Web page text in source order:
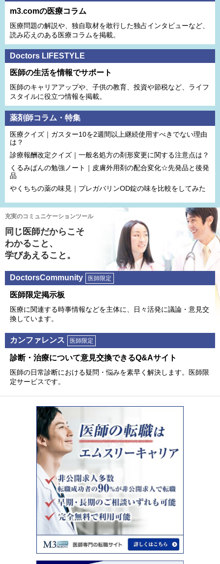
m3.comの医療コラム
医療問題の解説や、独⾃取材を敢⾏した独占インタビューなど、
読み応えのある医療コラムを掲載。
Doctors LIFESTYLE
医師の生活を情報でサポート
医師のキャリアアップや、子供の教育、投資や節税など、ライフ
スタイルに役立つ情報を掲載。
薬剤師コラム・特集
医療クイズ｜ガスター10を2週間以上継続使用すべきでない理由
は？
診療報酬改定クイズ｜一般名処方の剤形変更に関する注意点は？
くるみぱんの勉強ノート｜皮膚外用剤の配合変化☆先発品と後発
品
やくちちの薬の味見｜プレガバリンOD錠の味を比較をしてみた
充実のコミュニケーションツール
同じ医師だからこそ
わかること、
学びあえること。
DoctorsCommunity 医師限定
医師限定掲⽰板
医療に関連する時事情報などを主体に、⽇々活発に議論・意⾒交
換しています。
カンファレンス 医師限定
診断・治療について意⾒交換できるQ&Aサイト
医師の⽇常診断における疑問・悩みを素早く解決します。医師限
定サービスです。